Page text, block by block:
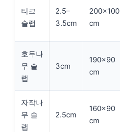
티크
슬랩
2.5–
3.5cm
200×100
cm
호두나
무 슬
랩
3cm
190×90
cm
자작나
무 슬
랩
2.5cm
160×90
cm